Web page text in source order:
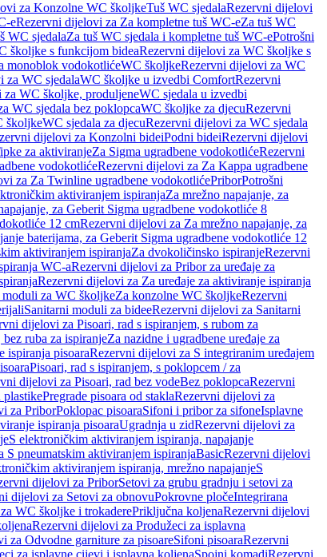
za Konzolne WC školjkeTuš WC sjedalaRezervni dijelovi
eRezervni dijelovi za Za kompletne tuš WC-eZa tuš WC
WC sjedalaZa tuš WC sjedala i kompletne tuš WC-ePotrošni
školjke s funkcijom bideaRezervni dijelovi za WC školjke s
monoblok vodokotlićeWC školjkeRezervni dijelovi za WC
za WC sjedalaWC školjke u izvedbi ComfortRezervni
WC školjke, produljeneWC sjedala u izvedbi
WC sjedala bez poklopcaWC školjke za djecuRezervni
školjkeWC sjedala za djecuRezervni dijelovi za WC sjedala
dijelovi za Konzolni bideiPodni bideiRezervni dijelovi
za aktiviranjeZa Sigma ugradbene vodokotlićeRezervni
vodokotlićeRezervni dijelovi za Za Kappa ugradbene
za Za Twinline ugradbene vodokotlićePriborPotrošni
aktiviranjem ispiranjaZa mrežno napajanje, za
za Geberit Sigma ugradbene vodokotliće 8
12 cmRezervni dijelovi za Za mrežno napajanje, za
baterijama, za Geberit Sigma ugradbene vodokotliće 12
aktiviranjem ispiranjaZa dvokoličinsko ispiranjeRezervni
WC-aRezervni dijelovi za Pribor za uređaje za
Rezervni dijelovi za Za uređaje za aktiviranje ispiranja
za WC školjkeZa konzolne WC školjkeRezervni
Sanitarni moduli za bideeRezervni dijelovi za Sanitarni
dijelovi za Pisoari, rad s ispiranjem, s rubom za
ruba za ispiranjeZa nazidne i ugradbene uređaje za
ispiranja pisoaraRezervni dijelovi za S integriranim uređajem
Pisoari, rad s ispiranjem, s poklopcem / za
dijelovi za Pisoari, rad bez vodeBez poklopcaRezervni
plastikePregrade pisoara od staklaRezervni dijelovi za
za PriborPoklopac pisoaraSifoni i pribor za sifoneIsplavne
ispiranja pisoaraUgradnja u zidRezervni dijelovi za
S elektroničkim aktiviranjem ispiranja, napajanje
S pneumatskim aktiviranjem ispiranjaBasicRezervni dijelovi
aktiviranjem ispiranja, mrežno napajanjeS
dijelovi za PriborSetovi za grubu gradnju i setovi za
dijelovi za Setovi za obnovuPokrovne pločeIntegrirana
WC školjke i trokaderePriključna koljenaRezervni dijelovi
Rezervni dijelovi za Produžeci za isplavna
za Odvodne garniture za pisoareSifoni pisoaraRezervni
za isplavne cijevi i isplavna koljenaSpojni komadiRezervni